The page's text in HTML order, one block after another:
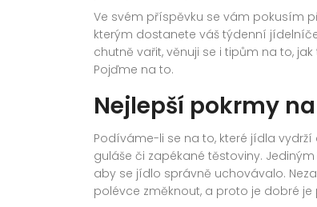
Ve svém příspěvku se vám pokusím
kterým dostanete váš týdenní
chutně vařit, věnuji se i tipům na to,
Pojďme na to.
Nejlepší pokrmy
Podíváme-li se na to, které jídla
guláše či zapékané těstoviny.
aby se jídlo správně uchovávalo.
polévce změknout, a proto je dobré